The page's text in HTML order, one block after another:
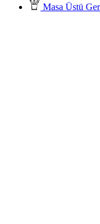
Masa Üstü